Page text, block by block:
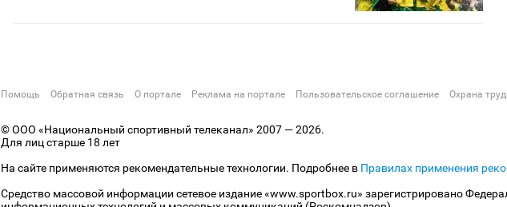
Помощь Обратная связь О портале Реклама на портале Пользовательское соглашение Охрана
© ООО «Национальный спортивный телеканал» 2007 — 2026.
Для лиц старше 18 лет
На сайте применяются рекомендательные технологии. Подробнее в Правилах применения
Средство массовой информации сетевое издание «www.sportbox.ru» зарегистрировано